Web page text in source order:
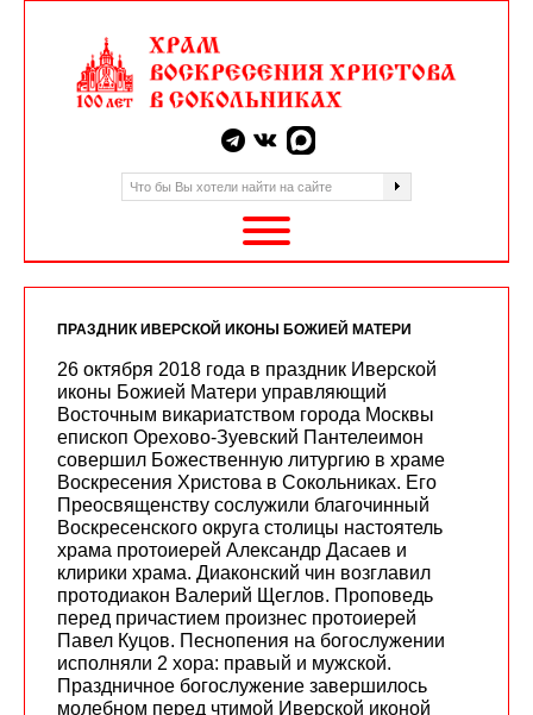
ПРАЗДНИК ИВЕРСКОЙ ИКОНЫ БОЖИЕЙ МАТЕРИ
26 октября 2018 года в праздник Иверской
иконы Божией Матери управляющий
Восточным викариатством города Москвы
епископ Орехово-Зуевский Пантелеимон
совершил Божественную литургию в храме
Воскресения Христова в Сокольниках. Его
Преосвященству сослужили благочинный
Воскресенского округа столицы настоятель
храма протоиерей Александр Дасаев и
клирики храма. Диаконский чин возглавил
протодиакон Валерий Щеглов. Проповедь
перед причастием произнес протоиерей
Павел Куцов. Песнопения на богослужении
исполняли 2 хора: правый и мужской.
Праздничное богослужение завершилось
молебном перед чтимой Иверской иконой